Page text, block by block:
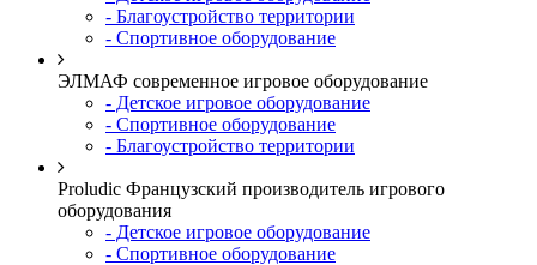
- Благоустройство территории
- Спортивное оборудование
ЭЛМАФ современное игровое оборудование
- Детское игровое оборудование
- Спортивное оборудование
- Благоустройство территории
Proludic Французский производитель игрового
оборудования
- Детское игровое оборудование
- Спортивное оборудование